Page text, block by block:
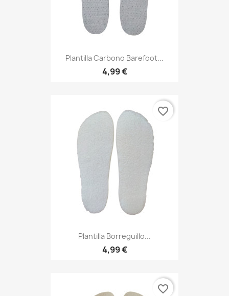
Plantilla Carbono Barefoot...
4,99 €
Plantilla Borreguillo...
4,99 €
favorite_border
favorite_border